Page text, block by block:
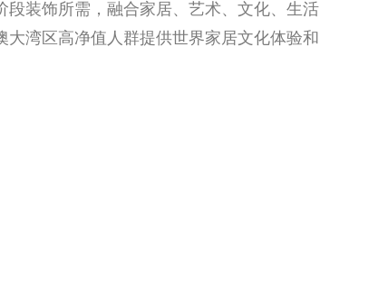
装饰所需，融合家居、艺术、文化、生活
湾区高净值人群提供世界家居文化体验和